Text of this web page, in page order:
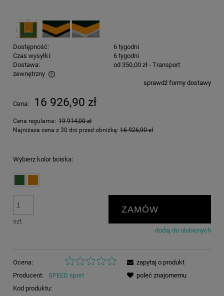
Dostępność:
6 tygodni
Czas wysyłki:
6 tygodni
Dostawa:
od 350,00 zł - Transport
zewnętrzny
Cena nie zawiera ewentualnych kosztów płatnościsprawdź formy dostawy
Cena: 16 926,90 zł
Cena regularna: 19 914,00 zł
Najniższa cena z 30 dni przed obniżką: 16 926,90 zł
Wybierz kolor boiska:
szt.
ZAMÓW
dodaj do ulubionych
Ocena:
Producent:
SPEED sport
Kod produktu:
zapytaj o produkt
poleć znajomemu